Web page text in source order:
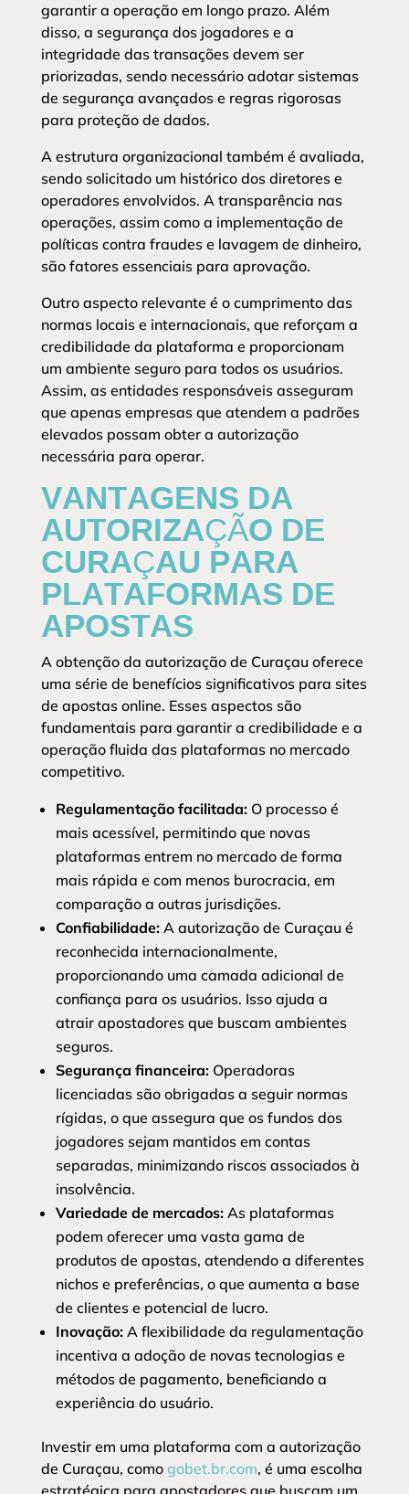
garantir a operação em longo prazo. Além
disso, a segurança dos jogadores e a
integridade das transações devem ser
priorizadas, sendo necessário adotar sistemas
de segurança avançados e regras rigorosas
para proteção de dados.
A estrutura organizacional também é avaliada,
sendo solicitado um histórico dos diretores e
operadores envolvidos. A transparência nas
operações, assim como a implementação de
políticas contra fraudes e lavagem de dinheiro,
são fatores essenciais para aprovação.
Outro aspecto relevante é o cumprimento das
normas locais e internacionais, que reforçam a
credibilidade da plataforma e proporcionam
um ambiente seguro para todos os usuários.
Assim, as entidades responsáveis asseguram
que apenas empresas que atendem a padrões
elevados possam obter a autorização
necessária para operar.
VANTAGENS DA
AUTORIZAÇÃO DE
CURAÇAU PARA
PLATAFORMAS DE
APOSTAS
A obtenção da autorização de Curaçau oferece
uma série de benefícios significativos para sites
de apostas online. Esses aspectos são
fundamentais para garantir a credibilidade e a
operação fluida das plataformas no mercado
competitivo.
Regulamentação facilitada:O processo é
mais acessível, permitindo que novas
plataformas entrem no mercado de forma
mais rápida e com menos burocracia, em
comparação a outras jurisdições.
Confiabilidade:A autorização de Curaçau é
reconhecida internacionalmente,
proporcionando uma camada adicional de
confiança para os usuários. Isso ajuda a
atrair apostadores que buscam ambientes
seguros.
Segurança financeira:Operadoras
licenciadas são obrigadas a seguir normas
rígidas, o que assegura que os fundos dos
jogadores sejam mantidos em contas
separadas, minimizando riscos associados à
insolvência.
Variedade de mercados:As plataformas
podem oferecer uma vasta gama de
produtos de apostas, atendendo a diferentes
nichos e preferências, o que aumenta a base
de clientes e potencial de lucro.
Inovação:A flexibilidade da regulamentação
incentiva a adoção de novas tecnologias e
métodos de pagamento, beneficiando a
experiência do usuário.
Investir em uma plataforma com a autorização
de Curaçau, como gobet.br.com, é uma escolha
estratégica para apostadores que buscam um